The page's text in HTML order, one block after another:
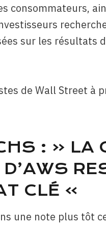
consommateurs,
sur les résultats
de Wall Street à
: « LA
CLÉ »
une note plus tôt